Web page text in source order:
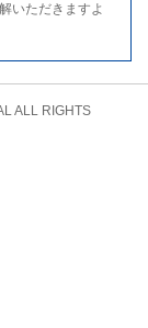
いただきますよ